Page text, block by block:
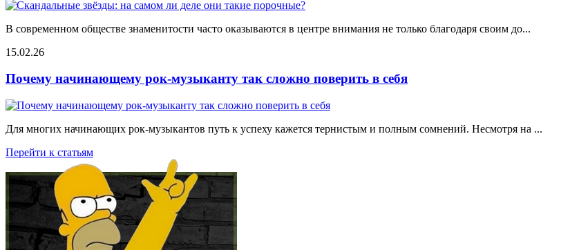
В современном обществе знаменитости часто оказываются в центре внимания не только благодаря своим до...
15.02.26
Почему начинающему рок-музыканту так сложно поверить в себя
Для многих начинающих рок-музыкантов путь к успеху кажется тернистым и полным сомнений. Несмотря на ...
Перейти к статьям